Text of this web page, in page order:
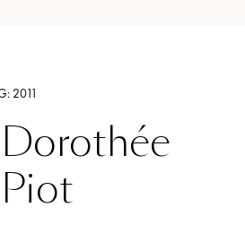
2011
Dorothée
Piot